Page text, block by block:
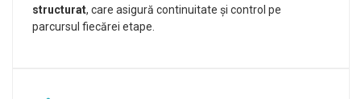
structurat, care asigură continuitate și control pe
parcursul fiecărei etape.